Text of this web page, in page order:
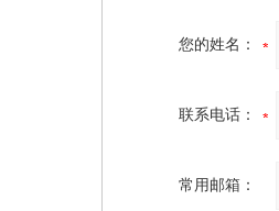
您的姓名：
联系电话：
常用邮箱：